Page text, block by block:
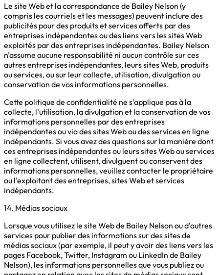
Le site Web et la correspondance de Bailey Nelson (y
compris les courriels et les messages) peuvent inclure des
publicités pour des produits et services offerts par des
entreprises indépendantes ou des liens vers les sites Web
exploités par des entreprises indépendantes. Bailey Nelson
n'assume aucune responsabilité ni aucun contrôle sur ces
autres entreprises indépendantes, leurs sites Web, produits
ou services, ou sur leur collecte, utilisation, divulgation ou
conservation de vos informations personnelles.
Cette politique de confidentialité ne s'applique pas à la
collecte, l'utilisation, la divulgation et la conservation de vos
informations personnelles par des entreprises
indépendantes ou via des sites Web ou des services en ligne
indépendants. Si vous avez des questions sur la manière dont
ces entreprises indépendantes ou leurs sites Web ou services
en ligne collectent, utilisent, divulguent ou conservent des
informations personnelles, veuillez contacter le propriétaire
ou l'exploitant des entreprises, sites Web et services
indépendants.
14. Médias sociaux
Lorsque vous utilisez le site Web de Bailey Nelson ou d'autres
services pour publier des informations sur des sites de
médias sociaux (par exemple, il peut y avoir des liens vers les
pages Facebook, Twitter, Instagram ou LinkedIn de Bailey
Nelson), les informations personnelles que vous publiez ou